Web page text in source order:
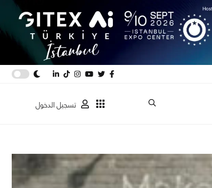
تسجيل الدخول